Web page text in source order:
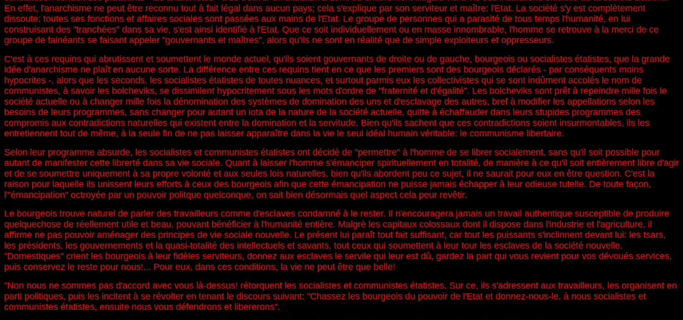
En effet, l'anarchisme ne peut être reconnu tout à fait légal dans aucun pays; cela s'explique par son serviteur et maître: l'Etat. La société s'y est complètement
dissoute; toutes ses fonctions et affaires sociales sont passées aux mains de l'Etat. Le groupe de personnes qui a parasité de tous temps l'humanité, en lui
construisant des "tranchées" dans sa vie, s'est ainsi identifié à l'Etat. Que ce soit individuellement ou en masse innombrable, l'homme se retrouve à la merci de ce
groupe de fainéants se faisant appeler "gouvernants et maîtres", alors qu'ils ne sont en réalité que de simple exploiteurs et oppresseurs.
C'est à ces requins qui abrutissent et soumettent le monde actuel, qu'ils soient gouvernants de droite ou de gauche, bourgeois ou socialistes étatistes, que la grande
idée d'anarchisme ne plaît en aucune sorte. La différence entre ces requins tient en ce que les premiers sont des bourgeois déclarés - par conséquents moins
hypocrites -, alors que les seconds, les socialistes étatistes de toutes nuances, et surtout parmis eux les collectivistes qui se sont indûment accolés le nom de
communistes, à savoir les bolcheviks, se dissimilent hypocritement sous les mots d'ordre de "fraternité et d'égalité". Les bolcheviks sont prêt à repeindre mille fois le
société actuelle ou à changer mille fois la dénomination des systèmes de domination des uns et d'esclavage des autres, bref à modifier les appellations selon les
besoins de leurs programmes, sans changer pour autant un iota de la nature de la société actuelle, quitte à échaffauder dans leurs stupides programmes des
compromis aux contradictions naturelles qui existent entre la domination et la servitude. Bien qu'ils sachent que ces contradictions soient insurmontables, ils les
entretiennent tout de même, à la seule fin de ne pas laisser apparaître dans la vie le seul idéal humain véritable: le communisme libertaire.
Selon leur programme absurde, les socialistes et communistes étatistes ont décidé de "permettre" à l'homme de se librer socialement, sans qu'il soit possible pour
autant de manifester cette librerté dans sa vie sociale. Quant à laisser l'homme s'émanciper spirituellement en totalité, de manière à ce qu'il soit entièrement libre d'agir
et de se soumettre uniquement à sa propre volonté et aux seules lois naturelles, bien qu'ils abordent peu ce sujet, il ne saurait pour eux en être question. C'est la
raison pour laquelle ils unissent leurs efforts à ceux des bourgeois afin que cette émancipation ne puisse jamais échapper à leur odieuse tutelle. De toute façon,
l'"émancipation" octroyée par un pouvoir politque quelconque, on sait bien désormais quel aspect cela peur revêtir.
Le bourgeois trouve naturel de parler des travailleurs comme d'esclaves condamné à le rester. Il n'encouragera jamais un travail authentique susceptible de produire
quelquechose de réellement utile et beau, pouvant bénéficier à l'humanité entière. Malgrè les capitaux colossaux dont il dispose dans l'industrie et l'agriculture, il
affirme ne pas pouvoir aménager des principes de vie sociale nouvelle. Le présent lui paraît tout fait suffisant, car tout les puissants s'inclinnent devant lui: les tsars,
les présidents, les gouvernements et la quasi-totalité des intellectuels et savants, tout ceux qui soumettent à leur tour les esclaves de la société nouvelle.
"Domestiques" crient les bourgeois à leur fidèles serviteurs, donnez aux esclaves le servile qui leur est dû, gardez la part qui vous revient pour vos dévoués services,
puis conservez le reste pour nous!... Pour eux, dans ces conditions, la vie ne peut être que belle!
"Non nous ne sommes pas d'accord avec vous là-dessus! rétorquent les socialistes et communistes étatistes. Sur ce, ils s'adressent aux travailleurs, les organisent en
parti politiques, puis les incitent à se révolter en tenant le discours suivant: "Chassez les bourgeois du pouvoir de l'Etat et donnez-nous-le, à nous socialistes et
communistes étatistes, ensuite nous vous défendrons et libererons".